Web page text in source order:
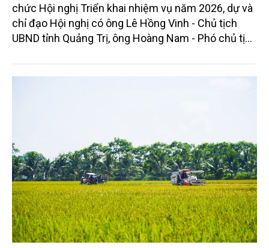
chức Hội nghị Triển khai nhiệm vụ năm 2026, dự và
chỉ đạo Hội nghị có ông Lê Hồng Vinh - Chủ tịch
UBND tỉnh Quảng Trị, ông Hoàng Nam - Phó chủ tịch
tỉnh; cùng đại diện lãnh đạo các sở, ban, ngành,